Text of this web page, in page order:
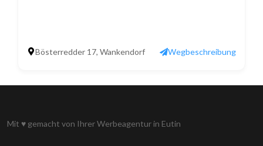
Bösterredder 17, Wankendorf Wegbeschreibung
Mit ♥ gemacht von IhrerWerbeagentur in Eutin